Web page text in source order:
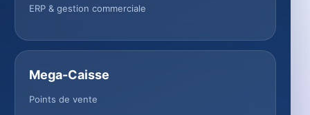
ERP & gestion commerciale
Mega-Caisse
Points de vente